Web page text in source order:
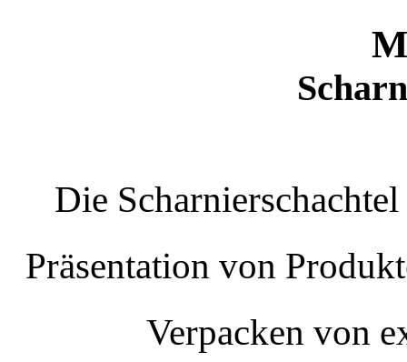
Die
Präsentation von
Verpacken von